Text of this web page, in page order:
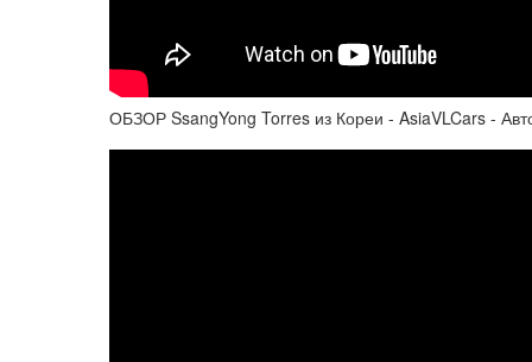
ОБЗОР SsangYong Torres из Кореи - AsiaVLCars -